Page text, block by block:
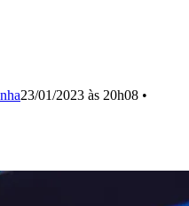
23/01/2023 às 20h08 •